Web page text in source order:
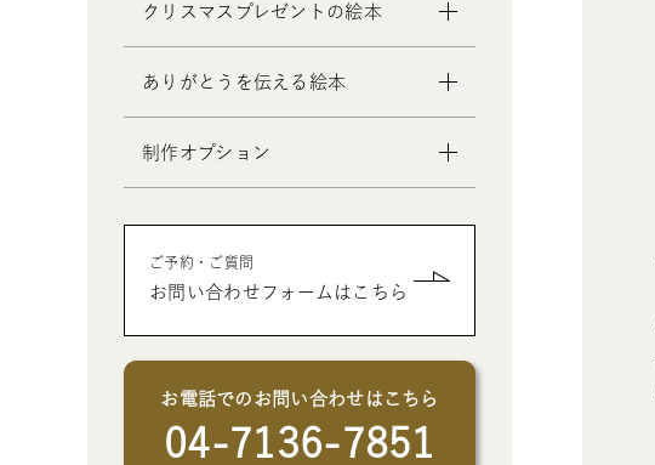
- 中学生、高校生、大学生への誕生
日プレゼントの絵本
- 20歳の誕生日プレゼントの絵本
- 女性、妻、彼女、女友達への誕生
日プレゼントの絵本
- 友人、知人への結婚記念日の絵本
- 生まれて一万日記念日の絵本
の絵本
- 母の日 / 父の日のプレゼントの絵
本
- 敬老の日のプレゼントの絵本
クリスマスプレゼントの絵本
ントの絵本
リスマスプレゼントの絵本
- 中学生、高校生、大学生へのクリ
スマスプレゼントの絵本
- 男性、彼氏、夫、男友達へのクリ
スマスプレゼントの絵本
スマスプレゼントの絵本
ありがとうを伝える絵本
制作オプション
ョン
ご予約・ご質問
お問い合わせフォームはこちら
お電話でのお問い合わせはこちら
04-7136-7851